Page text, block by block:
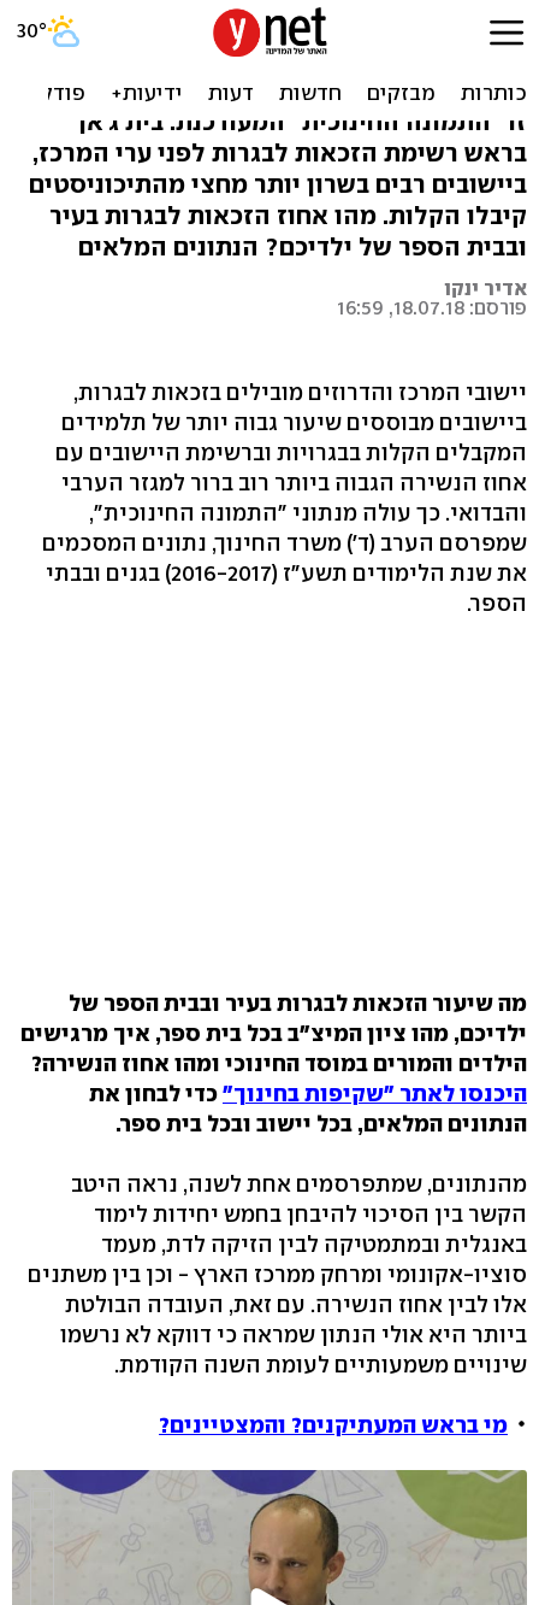
ההישגים והפערים: נתוני
החינוך בכל עיר ובית ספר
זו "התמונה החינוכית" המעודכנת: בית ג'אן
בראש רשימת הזכאות לבגרות לפני ערי המרכז,
ביישובים רבים בשרון יותר מחצי מהתיכוניסטים
קיבלו הקלות. מהו אחוז הזכאות לבגרות בעיר
ובבית הספר של ילדיכם? הנתונים המלאים
אדיר ינקו
פורסם: 18.07.18, 16:59
יישובי המרכז והדרוזים מובילים בזכאות לבגרות,
ביישובים מבוססים שיעור גבוה יותר של תלמידים
המקבלים הקלות בבגרויות וברשימת היישובים עם
אחוז הנשירה הגבוה ביותר רוב ברור למגזר הערבי
והבדואי. כך עולה מנתוני "התמונה החינוכית",
שמפרסם הערב (ד') משרד החינוך, נתונים המסכמים
את שנת הלימודים תשע"ז (2016-2017) בגנים ובבתי
הספר.
מה שיעור הזכאות לבגרות בעיר ובבית הספר של
ילדיכם, מהו ציון המיצ"ב בכל בית ספר, איך מרגישים
הילדים והמורים במוסד החינוכי ומהו אחוז הנשירה?
היכנסו לאתר "שקיפות בחינוך"כדי לבחון את
הנתונים המלאים, בכל יישוב ובכל בית ספר.
מהנתונים, שמתפרסמים אחת לשנה, נראה היטב
הקשר בין הסיכוי להיבחן בחמש יחידות לימוד
באנגלית ובמתמטיקה לבין הזיקה לדת, מעמד
סוציו-אקונומי ומרחק ממרכז הארץ - וכן בין משתנים
אלו לבין אחוז הנשירה. עם זאת, העובדה הבולטת
ביותר היא אולי הנתון שמראה כי דווקא לא נרשמו
שינויים משמעותיים לעומת השנה הקודמת.
מי בראש המעתיקנים? והמצטיינים?